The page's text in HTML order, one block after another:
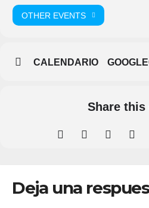
OTHER EVENTS
CALENDARIO
Share this
Deja una